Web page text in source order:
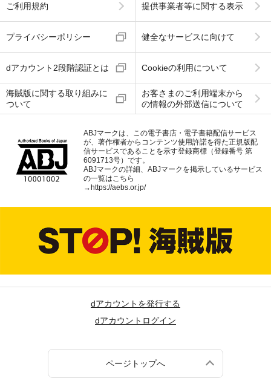
ご利用規約 提供事業者等に関する表示
プライバシーポリシー 健全なサービスに向けて
dアカウント2段階認証とは Cookieの利用について
海賊版に関する取り組みに
ついて
お客さまのご利用端末から
の情報の外部送信について
ABJマークは、この電子書店・電子書籍配信サービス
が、著作権者からコンテンツ使用許諾を得た正規版配
信サービスであることを示す登録商標（登録番号 第
6091713号）です。
ABJマークの詳細、ABJマークを掲示しているサービス
の一覧はこちら
→https://aebs.or.jp/
dアカウントを発行する
dアカウントログイン
ページトップへ